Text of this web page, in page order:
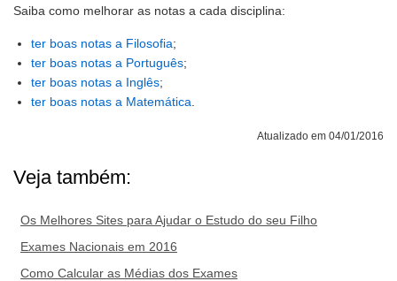
Saiba como melhorar as notas a cada disciplina:
ter boas notas a Filosofia;
ter boas notas a Português;
ter boas notas a Inglês;
ter boas notas a Matemática
Atualizado em 04/01/2016
Veja também:
Os Melhores Sites para Ajudar o Estudo do seu Filho
Exames Nacionais em 2016
Como Calcular as Médias dos Exames